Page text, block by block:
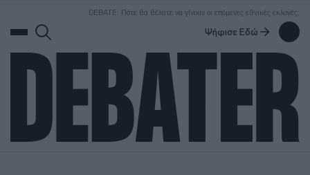
DEBATE: Πότε θα θέλατε να γίνουν οι επόμενες εθνικές εκλογές;
Ψήφισε Εδώ